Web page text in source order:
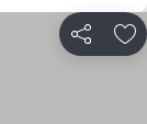
Compartir